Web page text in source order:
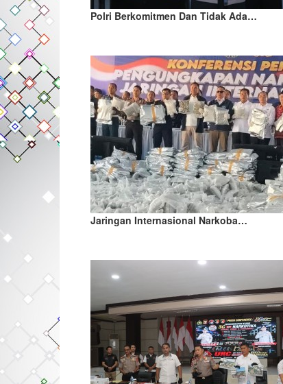
Polri Berkomitmen Dan Tidak Ada…
Jaringan Internasional Narkoba…